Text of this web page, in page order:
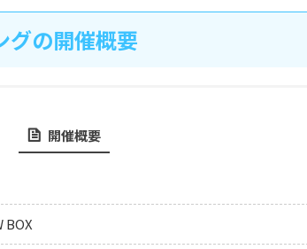
グの開催概要
開催概要
BOX